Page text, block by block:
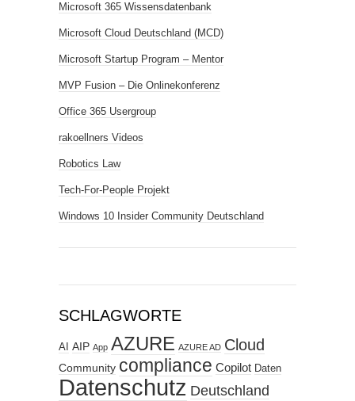
Microsoft 365 Wissensdatenbank
Microsoft Cloud Deutschland (MCD)
Microsoft Startup Program – Mentor
MVP Fusion – Die Onlinekonferenz
Office 365 Usergroup
rakoellners Videos
Robotics Law
Tech-For-People Projekt
Windows 10 Insider Community Deutschland
SCHLAGWORTE
AI AIP App AZURE AZURE AD Cloud
Community compliance Copilot Daten
Datenschutz Deutschland